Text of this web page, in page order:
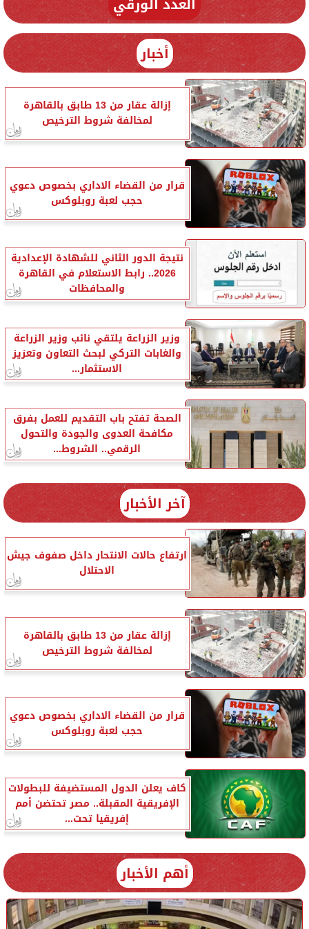
أخبار
إزالة عقار من 13 طابق بالقاهرة
لمخالفة شروط الترخيص
قرار من القضاء الاداري بخصوص دعوي
حجب لعبة روبلوكس
نتيجة الدور الثاني للشهادة الإعدادية
2026.. رابط الاستعلام في القاهرة
والمحافظات
وزير الزراعة يلتقي نائب وزير الزراعة
والغابات التركي لبحث التعاون وتعزيز
الاستثمار...
الصحة تفتح باب التقديم للعمل بفرق
مكافحة العدوى والجودة والتحول
الرقمي.. الشروط...
آخر الأخبار
ارتفاع حالات الانتحار داخل صفوف جيش
الاحتلال
إزالة عقار من 13 طابق بالقاهرة
لمخالفة شروط الترخيص
قرار من القضاء الاداري بخصوص دعوي
حجب لعبة روبلوكس
كاف يعلن الدول المستضيفة للبطولات
الإفريقية المقبلة.. مصر تحتضن أمم
إفريقيا تحت...
أهم الأخبار